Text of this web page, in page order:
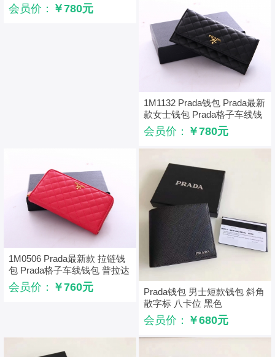
会员价： ￥780元
1M1132 Prada钱包 Prada最新
款女士钱包 Prada格子车线钱
包 普拉达钱夹 黑色
会员价： ￥780元
1M0506 Prada最新款 拉链钱
包 Prada格子车线钱包 普拉达
长款钱夹 玫红色
会员价： ￥760元
Prada钱包 男士短款钱包 斜角
散字标 八卡位 黑色
会员价： ￥680元